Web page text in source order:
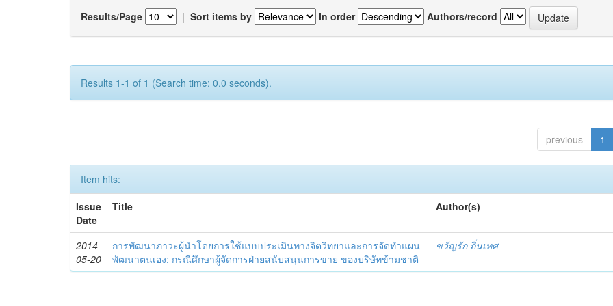
Results/Page | Sort items by In order Authors/record
Results 1-1 of 1 (Search time: 0.0 seconds).
previous 1
Item hits:
Issue
Date
Title Author(s)
2014-
05-20
การพัฒนาภาวะผู้นำโดยการใช้แบบประเมินทางจิตวิทยาและการจัดทำแผน
พัฒนาตนเอง: กรณีศึกษาผู้จัดการฝ่ายสนับสนุนการขาย ของบริษัทข้ามชาติ
ขวัญรัก ถิ่นเทศ